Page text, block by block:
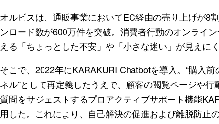
オルビスは、通販事業においてEC経由の売り上げが8
ンロード数が600万件を突破。消費者行動のオンライ
える「ちょっとした不安」や「小さな迷い」が見えに
そこで、2022年にKARAKURI Chatbotを導入。“購入
ネル”として再定義したうえで、顧客の閲覧ページや
質問をサジェストするプロアクティブサポート機能
用した。これにより、自己解決の促進および離脱防止